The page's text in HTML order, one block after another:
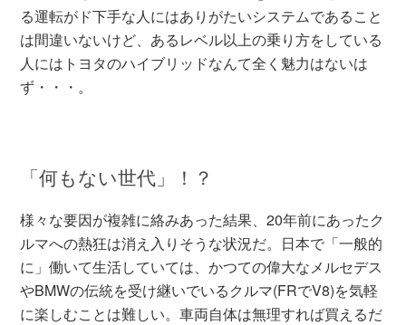
る運転がド下手な人にはありがたいシステムであること
は間違いないけど、あるレベル以上の乗り方をしている
人にはトヨタのハイブリッドなんて全く魅力はないは
ず・・・。
「何もない世代」！？
様々な要因が複雑に絡みあった結果、20年前にあったク
ルマへの熱狂は消え入りそうな状況だ。日本で「一般的
に」働いて生活していては、かつての偉大なメルセデス
やBMWの伝統を受け継いでいるクルマ(FRでV8)を気軽
に楽しむことは難しい。車両自体は無理すれば買えるだ